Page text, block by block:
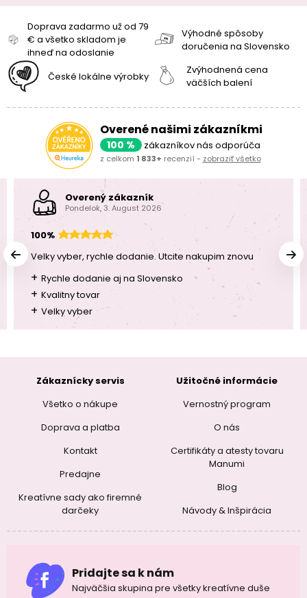
Doprava zadarmo už od 79
€ a všetko skladom je
ihneď na odoslanie
Výhodné spôsoby
doručenia na Slovensko
České lokálne výrobky
Zvýhodnená cena
väčších balení
Overené našimi zákazníkmi
100 % zákazníkov nás odporúča
z celkom 1 833+ recenzií - zobraziť všetko
Overený zákazník
Pondelok, 3. August 2026
100%
Velky vyber, rychle dodanie. Utcite nakupim znovu
+ Rychle dodanie aj na Slovensko
+ Kvalitny tovar
+ Velky vyber
Zákaznícky servis
Všetko o nákupe
Doprava a platba
Kontakt
Predajne
Kreatívne sady ako firemné
darčeky
Užitočné informácie
Vernostný program
O nás
Certifikáty a atesty tovaru
Manumi
Blog
Návody & Inšpirácia
Pridajte sa k nám
Najväčšia skupina pre všetky kreatívne duše